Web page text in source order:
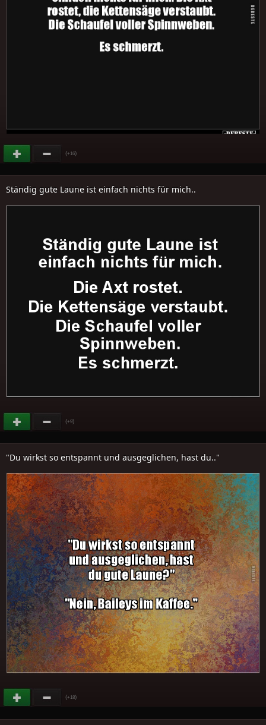
(+16)
Ständig gute Laune ist einfach nichts für mich..
(+9)
"Du wirkst so entspannt und ausgeglichen, hast du.."
(+18)